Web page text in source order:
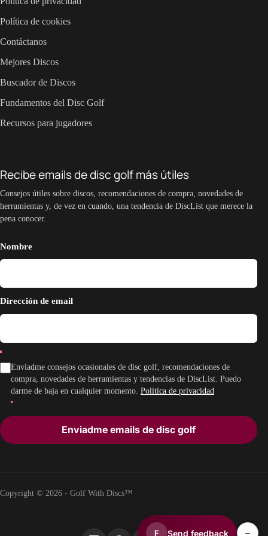
Política de cookies
Contáctanos
Mejores Discos
Buscador de Discos
Fundamentos del Disc Golf
Recursos para jugadores
Recibe emails de disc golf más útiles
Consejos útiles sobre discos, recomendaciones de compra, novedades de
herramientas y, de vez en cuando, una tendencia de DiscList que merece la
pena conocer.
Nombre
Dirección de email
Enviadme consejos ocasionales de disc golf, recomendaciones de
compra, novedades de herramientas y tendencias de DiscList. Puedo
darme de baja en cualquier momento. Política de privacidad
Enviadme emails de disc golf
Copyright © 2026 - Golf With Discs™
F Send feedback –